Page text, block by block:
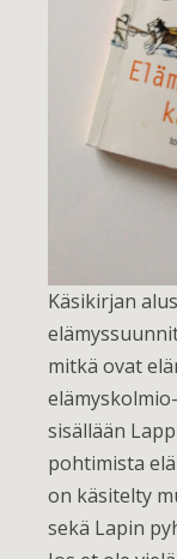
Käsikirjan
mitkä ovat
sisällään
pohtimista
on käsitelty
sekä Lapin